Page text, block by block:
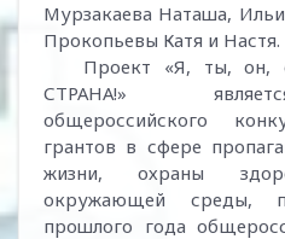
Мурзакаева Наташа,
Прокопьевы Катя и Настя.
Проект «Я, ты, он,
СТРАНА!»
общероссийского
грантов в сфере
жизни, охраны
окружающей среды,
прошлого года